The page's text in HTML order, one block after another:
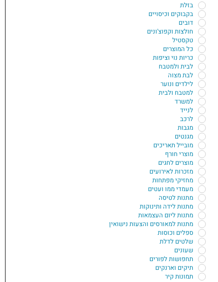
בזלת
בקבוקים וכיסויים
דובים
חולצות וקפוצ'ונים
טקסטיל
כל המוצרים
כריות נוי וציפות
לבית ולמטבח
לבת מצוה
לילדים ונוער
למטבח ולבית
למשרד
לנייד
לרכב
מגבות
מגנטים
מובייל תאריכים
מוצרי חורף
מוצרים לחגים
מזכרות לאירועים
מחזיקי מפתחות
מעמדי ממו ועטים
מתנות לטיסה
מתנות לידה ותינוקות
מתנות ליום העצמאות
מתנות למאורסים והצעות נישואין
ספלים וכוסות
שלטים לדלת
שעונים
תחפושות לפורים
תיקים וארנקים
תמונות קיר